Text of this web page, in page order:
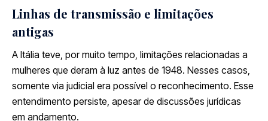
Linhas de transmissão e limitações
antigas
A Itália teve, por muito tempo, limitações relacionadas a
mulheres que deram à luz antes de 1948. Nesses casos,
somente via judicial era possível o reconhecimento. Esse
entendimento persiste, apesar de discussões jurídicas
em andamento.